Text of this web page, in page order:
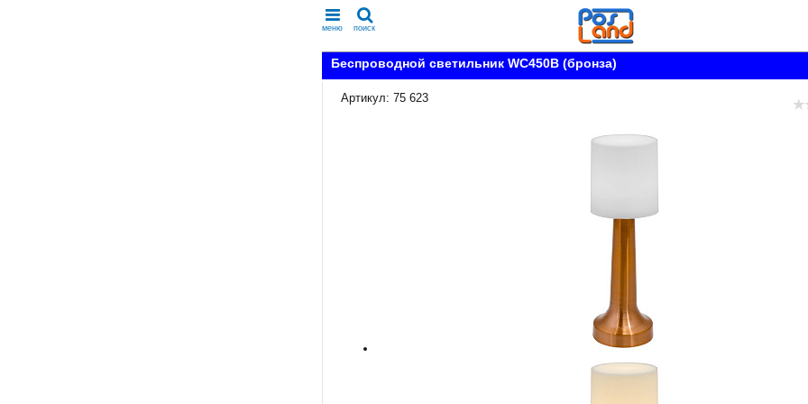
меню поиск
Беспроводной светильник WC450B (бронза)
Артикул: 75 623